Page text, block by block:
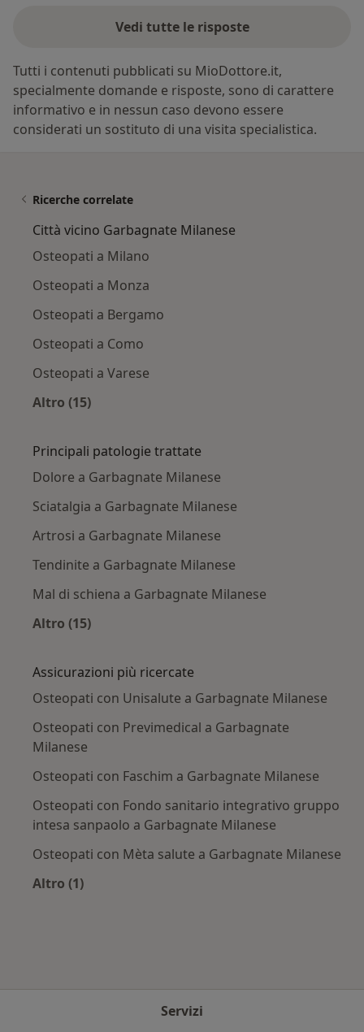
Vedi tutte le risposte
Tutti i contenuti pubblicati su MioDottore.it,
specialmente domande e risposte, sono di carattere
informativo e in nessun caso devono essere
considerati un sostituto di una visita specialistica.
Ricerche correlate
Città vicino Garbagnate Milanese
Osteopati a Milano
Osteopati a Monza
Osteopati a Bergamo
Osteopati a Como
Osteopati a Varese
Altro (15)
Principali patologie trattate
Dolore a Garbagnate Milanese
Sciatalgia a Garbagnate Milanese
Artrosi a Garbagnate Milanese
Tendinite a Garbagnate Milanese
Mal di schiena a Garbagnate Milanese
Altro (15)
Assicurazioni più ricercate
Osteopati con Unisalute a Garbagnate Milanese
Osteopati con Previmedical a Garbagnate
Milanese
Osteopati con Faschim a Garbagnate Milanese
Osteopati con Fondo sanitario integrativo gruppo
intesa sanpaolo a Garbagnate Milanese
Osteopati con Mèta salute a Garbagnate Milanese
Altro (1)
Servizi